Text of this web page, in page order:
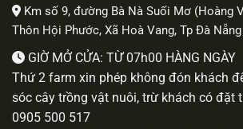
Km số 9, đường Bà Nà Suối Mơ (Hoàng
Thôn Hội Phước, Xã Hoà Vang, Tp Đà Nẵng
GIỜ MỞ CỬA: TỪ 07h00 HÀNG NGÀY
Thứ 2 farm xin phép không đón khách
sóc cây trồng vật nuôi, trừ khách có đặt
0905 500 517